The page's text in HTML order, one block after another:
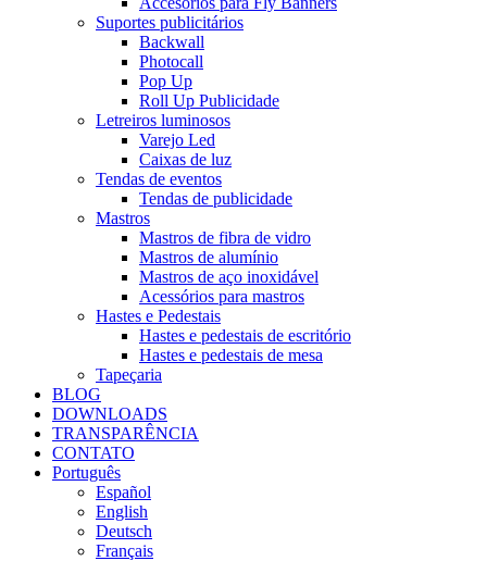
Suportes publicitários
Backwall
Photocall
Pop Up
Roll Up Publicidade
Letreiros luminosos
Varejo Led
Caixas de luz
Tendas de eventos
Tendas de publicidade
Mastros
Mastros de fibra de vidro
Mastros de alumínio
Mastros de aço inoxidável
Acessórios para mastros
Hastes e Pedestais
Hastes e pedestais de escritório
Hastes e pedestais de mesa
Tapeçaria
BLOG
DOWNLOADS
TRANSPARÊNCIA
CONTATO
Português
Español
English
Deutsch
Français